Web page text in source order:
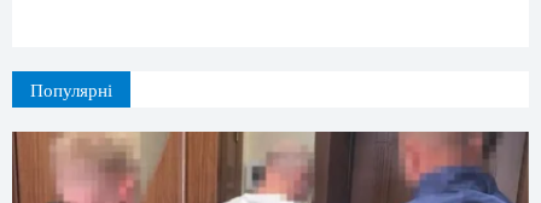
Популярні